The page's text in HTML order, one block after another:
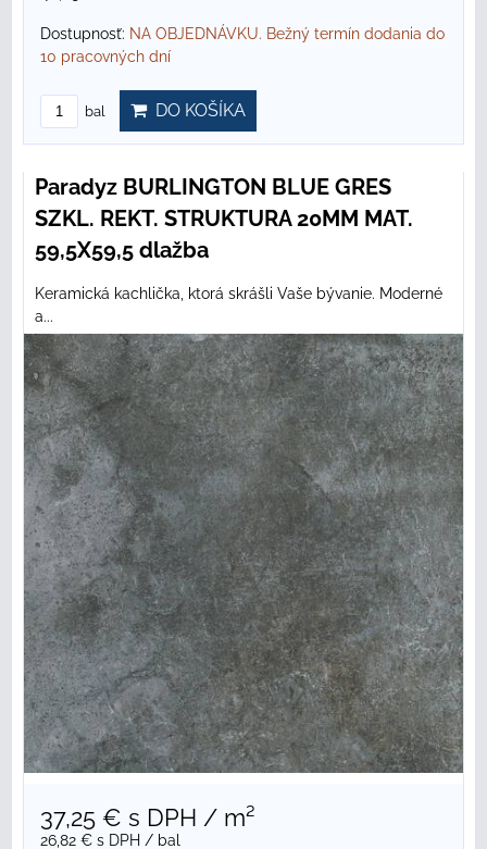
Dostupnosť: NA OBJEDNÁVKU. Bežný termín dodania do
10 pracovných dní
bal DO KOŠÍKA
Paradyz BURLINGTON BLUE GRES
SZKL. REKT. STRUKTURA 20MM MAT.
59,5X59,5 dlažba
Keramická kachlička, ktorá skrášli Vaše bývanie. Moderné
a...
37,25 € s DPH / m²
26,82 € s DPH / bal